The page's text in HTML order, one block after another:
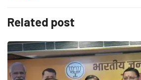
Related post